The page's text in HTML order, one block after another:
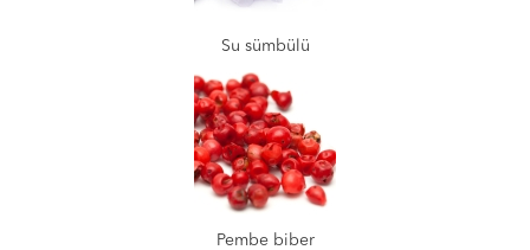
Su sümbülü
Pembe biber